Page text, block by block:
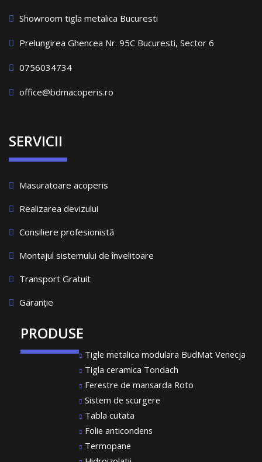
Showroom tigla metalica Bucuresti
Prelungirea Ghencea Nr. 95C Bucuresti, Sector 6
0756034734
office@bdmacoperis.ro
SERVICII
Masuratoare acoperis
Realizarea devizului
Consiliere profesionistă
Montajul sistemului de învelitoare
Transport Gratuit
Garanție
PRODUSE
Tigle metalica modulara BudMat Venecja
Tigla ceramica Tondach
Ferestre de mansarda Roto
Sistem de scurgere
Tabla cutata
Folie anticondens
Termopane